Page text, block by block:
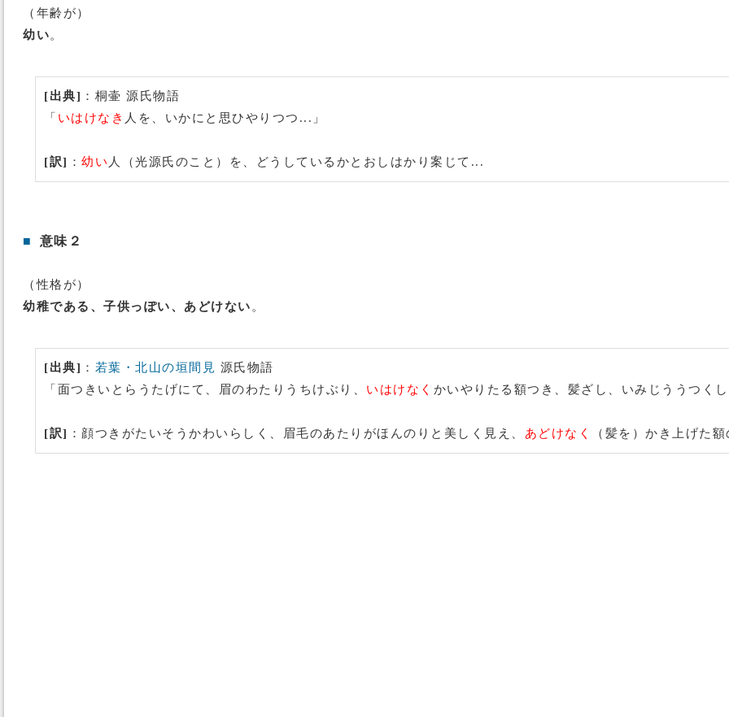
（年齢が）
幼い。
[出典] ：桐壷 源氏物語
「 いはけなき 人を、いかにと思ひやりつつ...」
[訳] ： 幼い 人（光源氏のこと）を、どうしているかとおしはかり案じて...
■ 意味２
（性格が）
幼稚である、子供っぽい、あどけない 。
[出典] ： 若葉・北山の垣間見 源氏物語
「面つきいとらうたげにて、眉のわたりうちけぶり、 いはけなく かいやりたる額つき、髪ざし、いみじううつくし
[訳] ：顔つきがたいそうかわいらしく、眉毛のあたりがほんのりと美しく見え、 あどけなく （髪を）かき上げた